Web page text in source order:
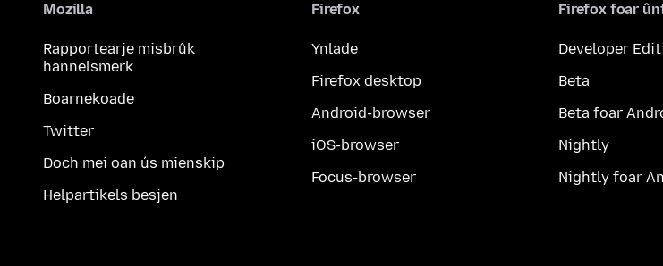
Mozilla
Rapportearje misbrûk
hannelsmerk
Boarnekoade
Twitter
Doch mei oan ús mienskip
Helpartikels besjen
Firefox
Ynlade
Firefox desktop
Android-browser
iOS-browser
Focus-browser
Firefox foar
Developer
Beta
Beta foar
Nightly
Nightly foar